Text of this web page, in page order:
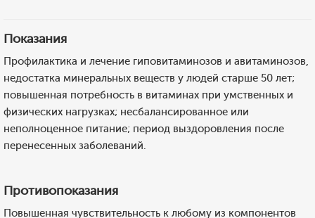
Показания
Профилактика и лечение гиповитаминозов и авитаминозов,
недостатка минеральных веществ у людей старше 50 лет;
повышенная потребность в витаминах при умственных и
физических нагрузках; несбалансированное или
неполноценное питание; период выздоровления после
перенесенных заболеваний.
Противопоказания
Повышенная чувствительность к любому из компонентов